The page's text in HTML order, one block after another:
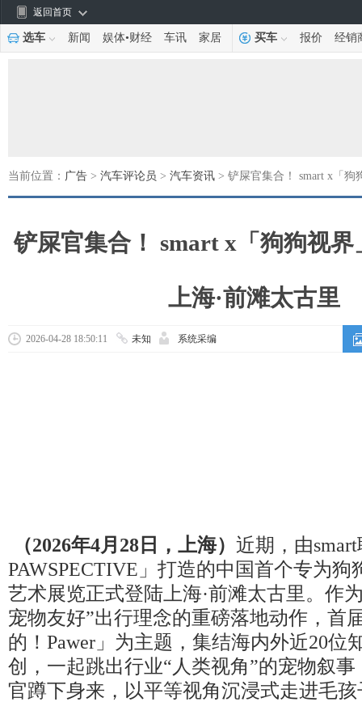
返回首页
选车 新闻 娱体•财经 车讯 家居 买车 报价 经销
当前位置： 广告 > 汽车评论员 > 汽车资讯 > 铲屎官集合！ smart x「狗
铲屎官集合！ smart x「狗狗视
上海·前滩太古里
2026-04-28 18:50:11 未知 系统采编
（2026年4月 28 日， 上海） 近期，由
PAWSPECTIVE」打造的中国首个专为狗
艺术展览正式登陆上海·前滩太古里。作
宠物友好”出行理念的重磅落地动作，首
的！Pawer」为主题，集结海内外近20位
创，一起跳出行业“人类视角”的宠物叙
官蹲下身来，以平等视角沉浸式走进毛